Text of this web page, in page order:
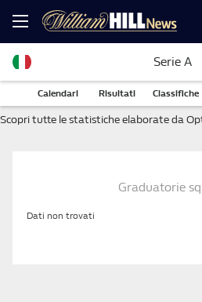
Serie A
Calendari Risultati Classifiche
Scopri tutte le statistiche elaborate da
Graduatorie
Dati non trovati